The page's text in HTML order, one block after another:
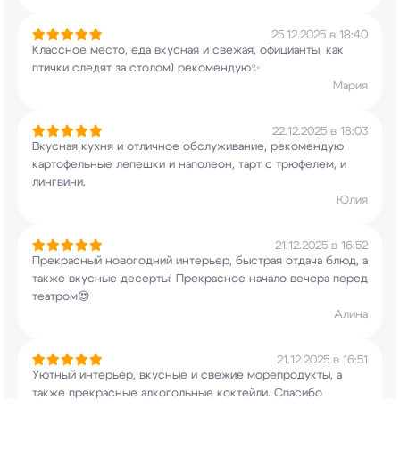
25.12.2025 в 18:40
Классное место, еда вкусная и свежая, официанты, как
птички следят за столом) рекомендую✨
Мария
22.12.2025 в 18:03
Вкусная кухня и отличное обслуживание, рекомендую
картофельные лепешки и наполеон, тарт с трюфелем, и
лингвини.
Юлия
21.12.2025 в 16:52
Прекрасный новогодний интерьер, быстрая отдача блюд, а
также вкусные десерты! Прекрасное начало вечера перед
театром😍
Алина
21.12.2025 в 16:51
Уютный интерьер, вкусные и свежие морепродукты, а
также прекрасные алкогольные коктейли. Спасибо